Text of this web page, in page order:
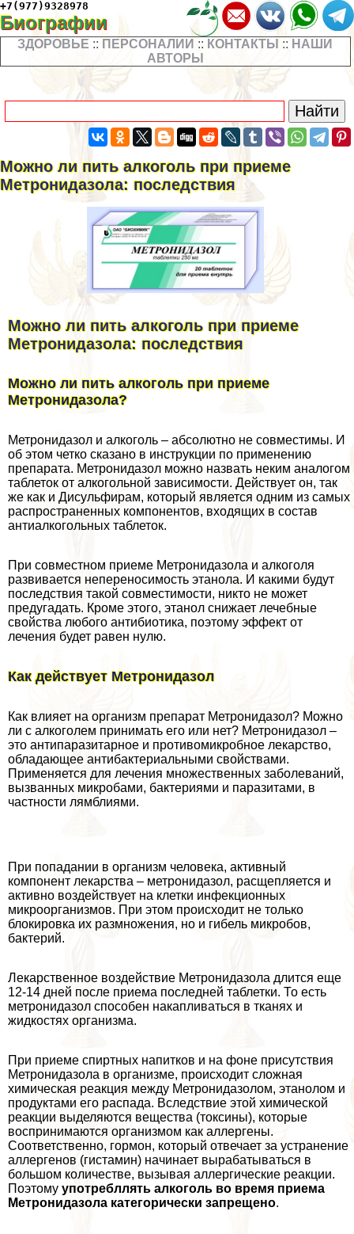
+7(977)9328978
Биографии
ЗДОРОВЬЕ :: ПЕРСОНАЛИИ :: КОНТАКТЫ :: НАШИ
АВТОРЫ
Можно ли пить алкоголь при приеме
Метронидазола: последствия
Можно ли пить алкоголь при приеме
Метронидазола: последствия
Можно ли пить алкоголь при приеме
Метронидазола?
Метронидазол и алкоголь – абсолютно не совместимы. И
об этом четко сказано в инструкции по применению
препарата. Метронидазол можно назвать неким аналогом
таблеток от алкогольной зависимости. Действует он, так
же как и Дисульфирам, который является одним из самых
распространенных компонентов, входящих в состав
антиалкогольных таблеток.
При совместном приеме Метронидазола и алкоголя
развивается непереносимость этанола. И какими будут
последствия такой совместимости, никто не может
предугадать. Кроме этого, этанол снижает лечебные
свойства любого антибиотика, поэтому эффект от
лечения будет равен нулю.
Как действует Метронидазол
Как влияет на организм препарат Метронидазол? Можно
ли с алкоголем принимать его или нет? Метронидазол –
это антипаразитарное и противомикробное лекарство,
обладающее антибактериальными свойствами.
Применяется для лечения множественных заболеваний,
вызванных микробами, бактериями и паразитами, в
частности лямблиями.
При попадании в организм человека, активный
компонент лекарства – метронидазол, расщепляется и
активно воздействует на клетки инфекционных
микроорганизмов. При этом происходит не только
блокировка их размножения, но и гибель микробов,
бактерий.
Лекарственное воздействие Метронидазола длится еще
12-14 дней после приема последней таблетки. То есть
метронидазол способен накапливаться в тканях и
жидкостях организма.
При приеме спиртных напитков и на фоне присутствия
Метронидазола в организме, происходит сложная
химическая реакция между Метронидазолом, этанолом и
продуктами его распада. Вследствие этой химической
реакции выделяются вещества (токсины), которые
воспринимаются организмом как аллергены.
Соответственно, гормон, который отвечает за устранение
аллергенов (гистамин) начинает выpaбатываться в
большом количестве, вызывая аллергические реакции.
Поэтому употрeбллять алкоголь во время приема
Метронидазола категорически запрещено.